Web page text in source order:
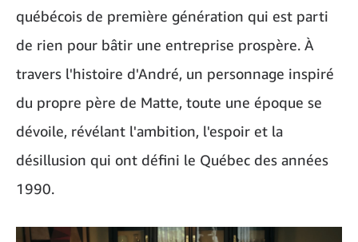
québécois de première génération qui est parti
de rien pour bâtir une entreprise prospère. À
travers l'histoire d'André, un personnage inspiré
du propre père de Matte, toute une époque se
dévoile, révélant l'ambition, l'espoir et la
désillusion qui ont défini le Québec des années
1990.